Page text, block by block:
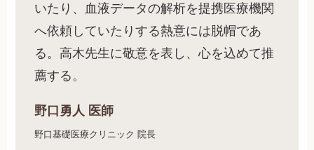
いたり、血液データの解析を提携医療機関
へ依頼していたりする熱意には脱帽であ
る。高木先生に敬意を表し、心を込めて推
薦する。
野口勇人 医師
野口基礎医療クリニック 院長